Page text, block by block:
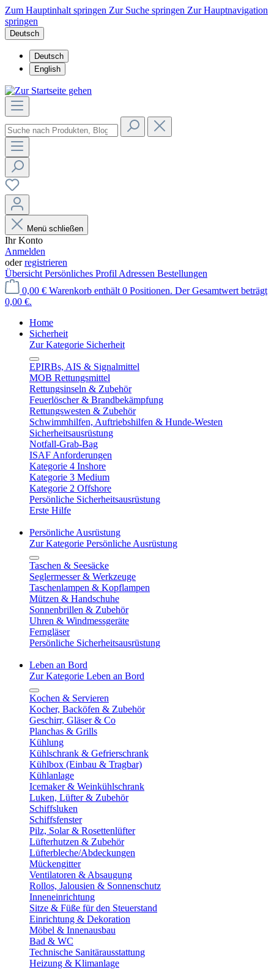
Zum Hauptinhalt springen Zur Suche springen Zur Hauptnavigation
springen
Deutsch
Deutsch
English
Menü schließen
Ihr Konto
Anmelden
oderregistrieren
Übersicht Persönliches Profil Adressen Bestellungen
0,00 € Warenkorb enthält 0 Positionen. Der Gesamtwert beträgt
0,00 €.
Home
Sicherheit
Zur Kategorie Sicherheit
EPIRBs, AIS & Signalmittel
MOB Rettungsmittel
Rettungsinseln & Zubehör
Feuerlöscher & Brandbekämpfung
Rettungswesten & Zubehör
Schwimmhilfen, Auftriebshilfen & Hunde-Westen
Sicherheitsausrüstung
Notfall-Grab-Bag
ISAF Anforderungen
Kategorie 4 Inshore
Kategorie 3 Medium
Kategorie 2 Offshore
Persönliche Sicherheitsausrüstung
Erste Hilfe
Persönliche Ausrüstung
Zur Kategorie Persönliche Ausrüstung
Taschen & Seesäcke
Seglermesser & Werkzeuge
Taschenlampen & Kopflampen
Mützen & Handschuhe
Sonnenbrillen & Zubehör
Uhren & Windmessgeräte
Ferngläser
Persönliche Sicherheitsausrüstung
Leben an Bord
Zur Kategorie Leben an Bord
Kochen & Servieren
Kocher, Backöfen & Zubehör
Geschirr, Gläser & Co
Planchas & Grills
Kühlung
Kühlschrank & Gefrierschrank
Kühlbox (Einbau & Tragbar)
Kühlanlage
Icemaker & Weinkühlschrank
Luken, Lüfter & Zubehör
Schiffsluken
Schiffsfenster
Pilz, Solar & Rosettenlüfter
Lüfterhutzen & Zubehör
Lüfterbleche/Abdeckungen
Mückengitter
Ventilatoren & Absaugung
Rollos, Jalousien & Sonnenschutz
Inneneinrichtung
Sitze & Füße für den Steuerstand
Einrichtung & Dekoration
Möbel & Innenausbau
Bad & WC
Technische Sanitärausstattung
Heizung & Klimanlage